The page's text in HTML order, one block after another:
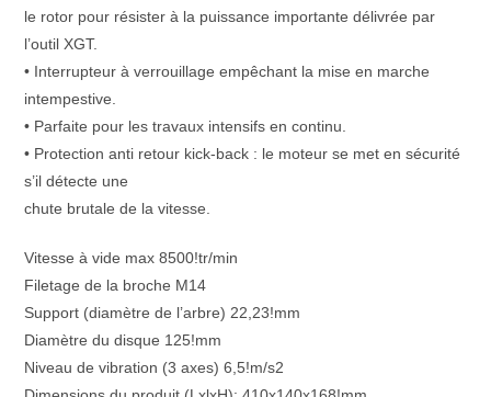
le rotor pour résister à la puissance importante délivrée par
l’outil XGT.
• Interrupteur à verrouillage empêchant la mise en marche
intempestive.
• Parfaite pour les travaux intensifs en continu.
• Protection anti retour kick-back : le moteur se met en sécurité
s’il détecte une
chute brutale de la vitesse.
Vitesse à vide max 8500!tr/min
Filetage de la broche M14
Support (diamètre de l’arbre) 22,23!mm
Diamètre du disque 125!mm
Niveau de vibration (3 axes) 6,5!m/s2